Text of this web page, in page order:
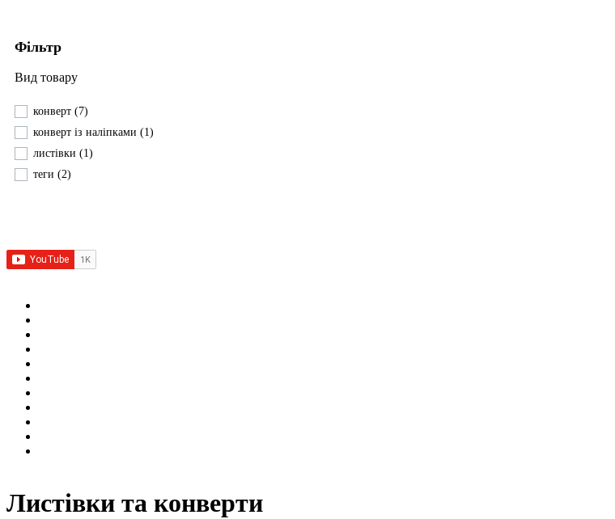
Фільтр
Вид товару
конверт (7)
конверт із наліпками (1)
листівки (1)
теги (2)
Листівки та конверти